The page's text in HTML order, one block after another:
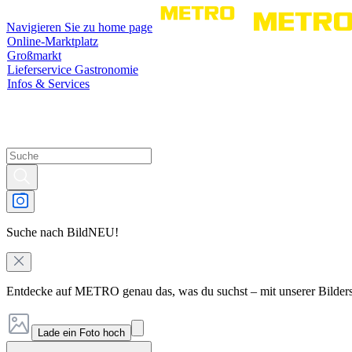
Navigieren Sie zu home page
Online-Marktplatz
Großmarkt
Lieferservice Gastronomie
Infos & Services
Suche nach BildNEU!
Entdecke auf METRO genau das, was du suchst – mit unserer
Lade ein Foto hoch